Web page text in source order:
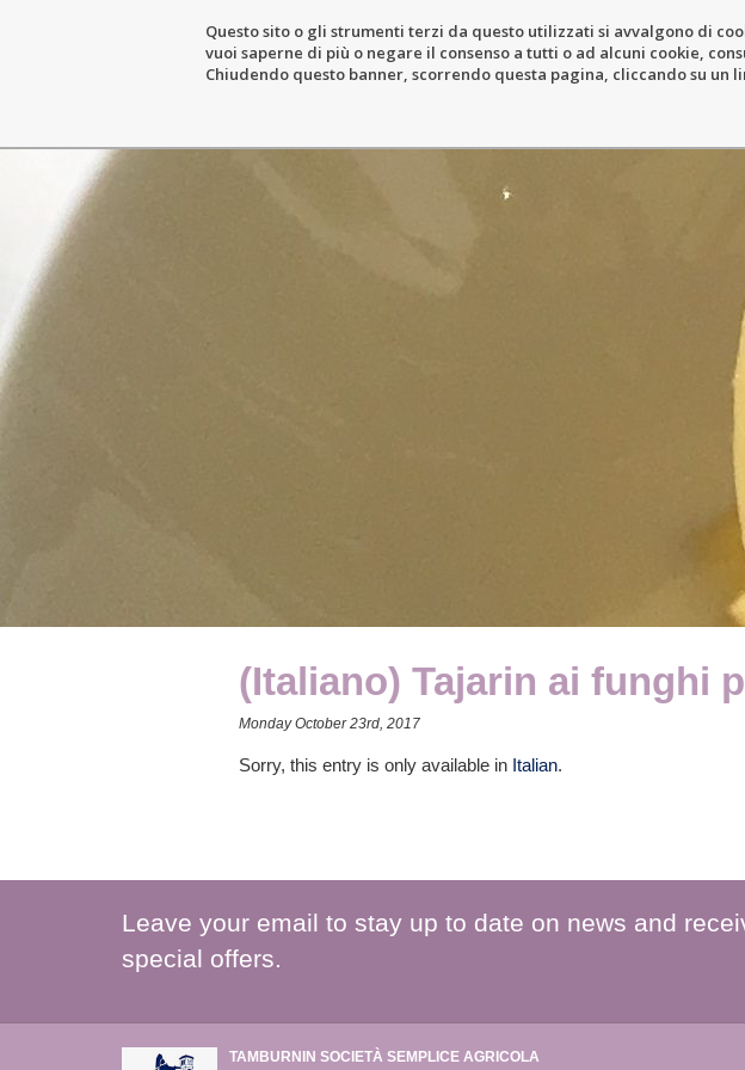
Questo sito o gli strumenti terzi da questo utilizzati si avvalgono di
vuoi saperne di più o negare il consenso a tutti o ad alcuni cookie,
Chiudendo questo banner, scorrendo questa pagina, cliccando su un
THE ESTATE WINERY RESORT
(Italiano) Tajarin ai funghi
Monday October 23rd, 2017
Sorry, this entry is only available in Italian.
Leave your email to stay up to date on news and
special offers.
TAMBURNIN SOCIETÀ SEMPLICE AGRICOLA